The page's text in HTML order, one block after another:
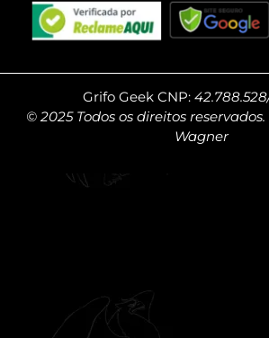
Grifo Geek CNP:
© 2025 Todos os direitos
Wagner